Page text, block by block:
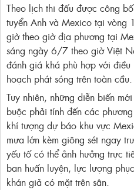
Theo lịch thi đấu được công
tuyển Anh và Mexico tại
giờ theo giờ địa phương tại
sáng ngày 6/7 theo giờ Việt
đánh giá khá phù hợp với
hoạch phát sóng trên toàn cầu.
Tuy nhiên, những diễn biến
buộc phải tính đến các
khí tượng dự báo khu vực
mưa lớn kèm giông sét ngay
yếu tố có thể ảnh hưởng trực
ban huấn luyện, lực lượng
khán giả có mặt trên sân.